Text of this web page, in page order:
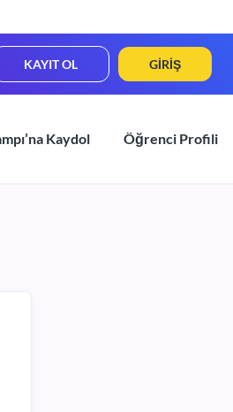
KAYIT OL GIRIŞ
Kaydol Öğrenci Profili